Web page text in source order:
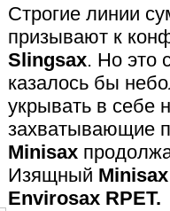
Строгие линии
призывают к
Slingsax. Но это
казалось бы
укрывать в себе
захватывающие
Minisax
Изящный Minisax
Envirosax RPET.